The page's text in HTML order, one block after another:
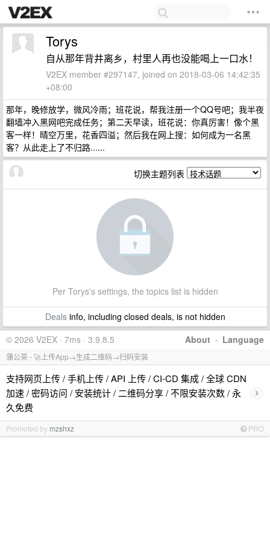
Torys
自从那年背井离乡，村里人再也没能喝上一口水！
V2EX member #297147, joined on 2018-03-06 14:42:35
+08:00
那年，晚修放学，微风冷雨；班花说，帮我注册一个QQ号吧；我半夜
翻墙冲入黑网吧完成任务；第二天早读，班花说：你真厉害！像个黑
客一样！晴空万里，花香四溢；然后我在网上搜：如何成为一名黑
客？从此走上了不归路......
切换主题列表
Per Torys's settings, the topics list is hidden
Dealsinfo, including closed deals, is not hidden
About · Language
© 2026 V2EX · 7ms · 3.9.8.5
蒲公英 - 🚀上传App→生成二维码→扫码安装
支持网页上传 / 手机上传 / API 上传 / CI-CD 集成 / 全球 CDN
加速 / 密码访问 / 安装统计 / 二维码分享 / 不限安装次数 / 永
久免费
›
Promoted by mzshxz PRO